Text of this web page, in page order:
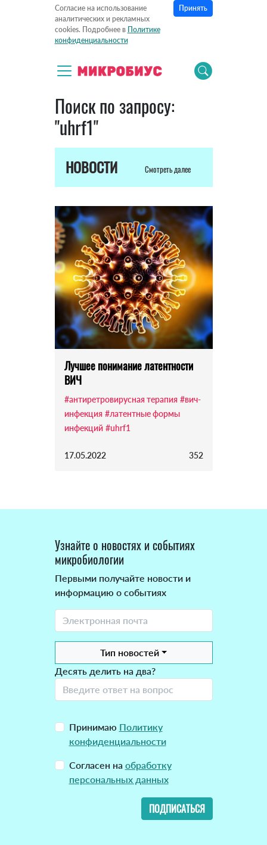
Согласие на использование
аналитических и рекламных
cookies. Подробнее в Политике
конфиденциальности
Принять
Поиск по запросу:
"uhrf1"
НОВОСТИ Смотреть далее
Лучшее понимание латентности
ВИЧ
#антиретровирусная терапия #вич-
инфекция #латентные формы
инфекций #uhrf1
17.05.2022 352
Узнайте о новостях и событиях
микробиологии
Первыми получайте новости и
информацию о событиях
Тип новостей
Десять делить на два?
Принимаю Политику
конфиденциальности
Согласен на обработку
персональных данных
ПОДПИСАТЬСЯ